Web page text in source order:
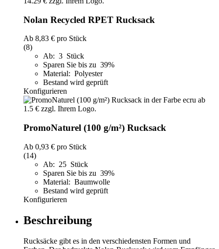
Nolan Recycled RPET Rucksack
Ab 8,83 € pro Stück
(8)
Ab: 3 Stück
Sparen Sie bis zu 39%
Material: Polyester
Bestand wird geprüft
Konfigurieren
PromoNaturel (100 g/m²) Rucksack
Ab 0,93 € pro Stück
(14)
Ab: 25 Stück
Sparen Sie bis zu 39%
Material: Baumwolle
Bestand wird geprüft
Konfigurieren
Beschreibung
Rucksäcke gibt es in den verschiedensten Formen und